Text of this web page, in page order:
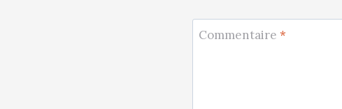
Commentaire *